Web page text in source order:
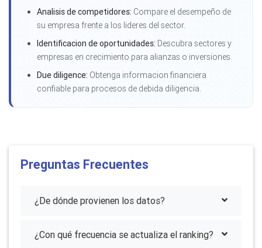
Analisis de competidores: Compare el desempeño de
su empresa frente a los lideres del sector.
Identificacion de oportunidades: Descubra sectores y
empresas en crecimiento para alianzas o inversiones.
Due diligence: Obtenga informacion financiera
confiable para procesos de debida diligencia.
Preguntas Frecuentes
¿De dónde provienen los datos?
¿Con qué frecuencia se actualiza el ranking?